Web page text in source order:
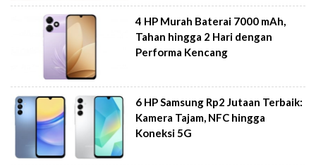
4 HP Murah Baterai 7000 mAh,
Tahan hingga 2 Hari dengan
Performa Kencang
6 HP Samsung Rp2 Jutaan Terbaik:
Kamera Tajam, NFC hingga
Koneksi 5G